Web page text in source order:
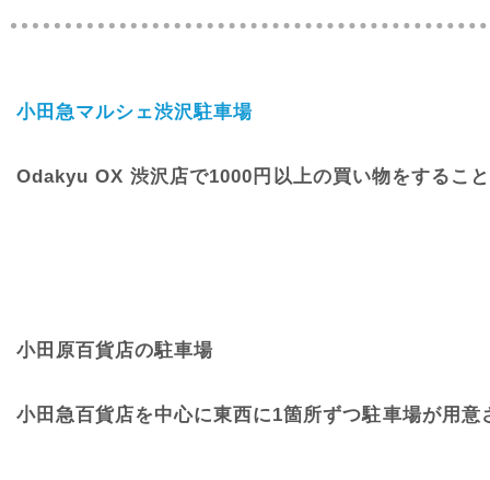
小田急マルシェ渋沢駐車場
Odakyu OX 渋沢店で1000円以上の買い物をするこ
小田原百貨店の駐車場
小田急百貨店を中心に東西に1箇所ずつ駐車場が用